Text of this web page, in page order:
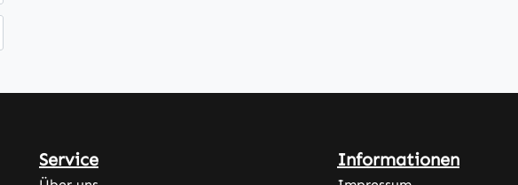
Service Informationen